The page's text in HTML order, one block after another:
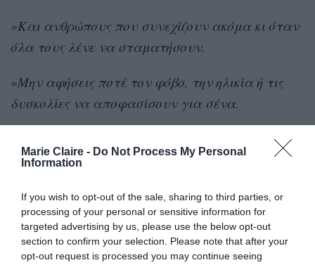
Marie Claire - Do Not Process My Personal
Information
If you wish to opt-out of the sale, sharing to third parties, or
processing of your personal or sensitive information for
targeted advertising by us, please use the below opt-out
section to confirm your selection. Please note that after your
opt-out request is processed you may continue seeing
»Και ανθρώπους που συνεχίζουν ακόμα κι όταν
όλα τους λένε να σταματήσουν.
»Μην αφήσεις ποτέ τον φόβο, την ηλικία ή τις
δυσκολίες να αποφασίσουν για σένα.
»Πίστεψέ το μέχρι τέλους.
»Γιατί κάποια μέρα, όλος αυτός ο πόνος θα